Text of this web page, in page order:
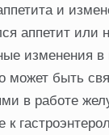
и
аппетит или
изменения в
может быть
в работе